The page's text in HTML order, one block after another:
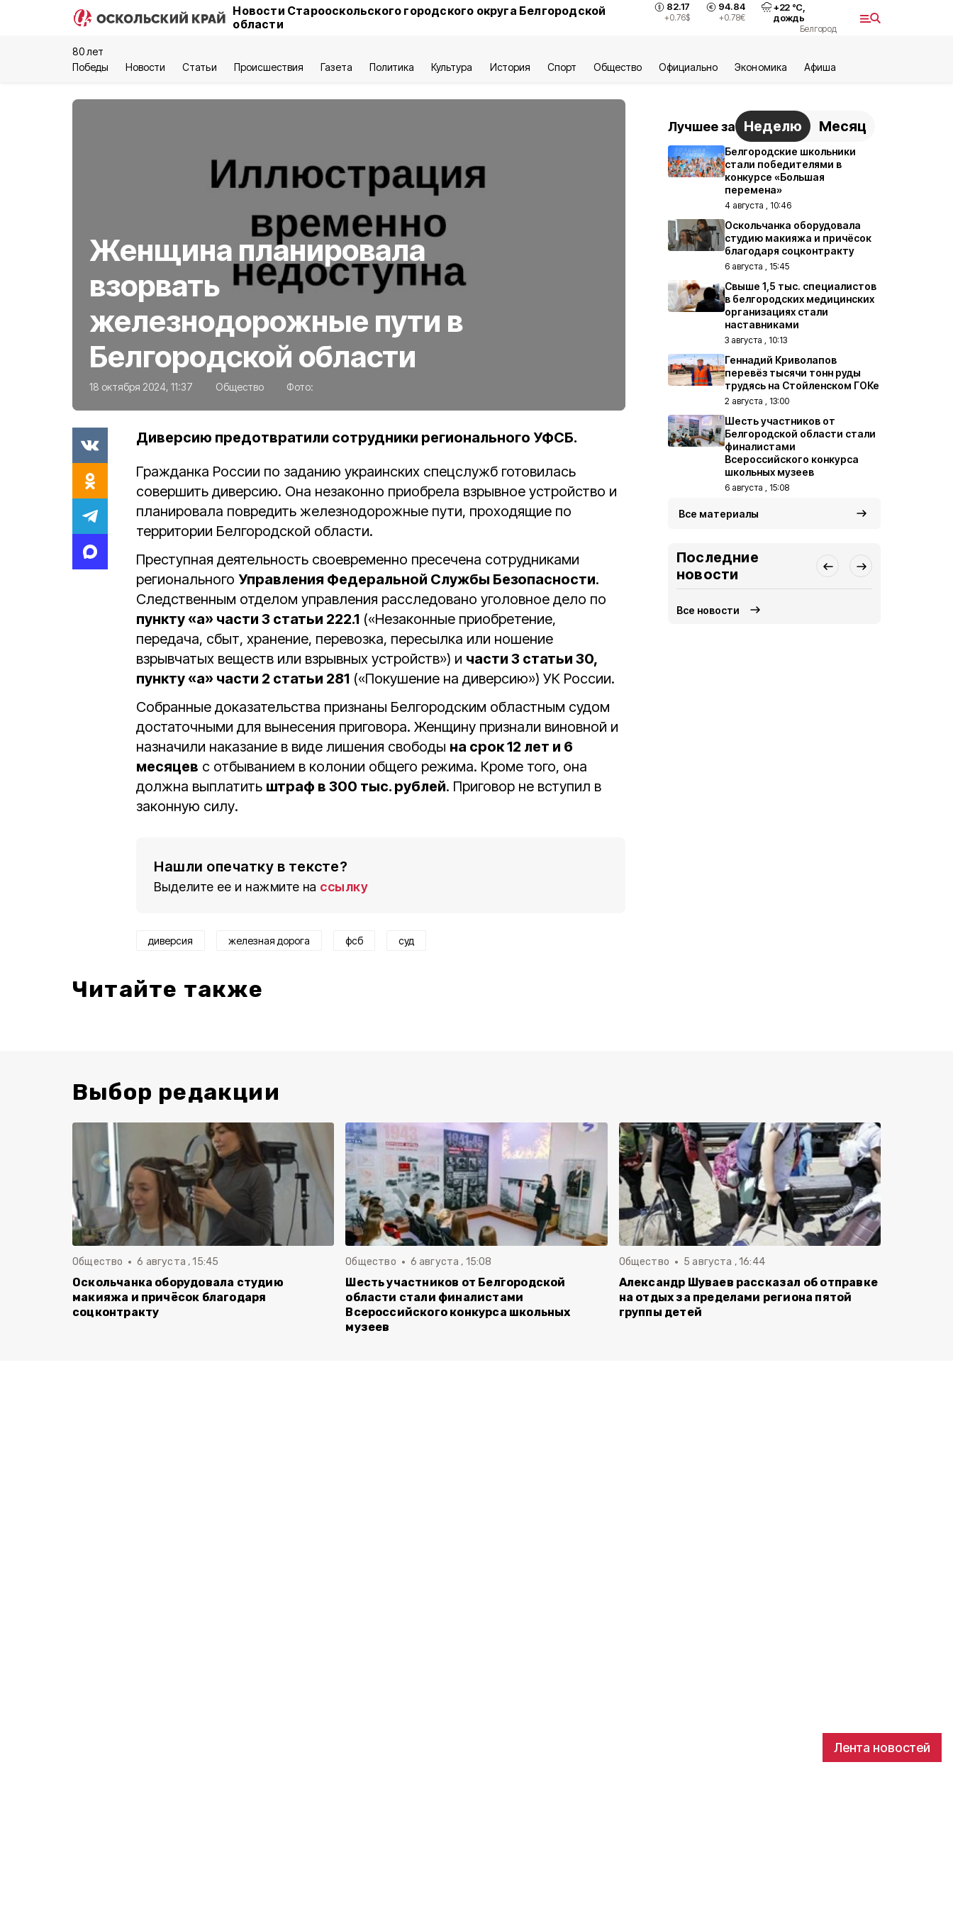
Новости Старооскольского городского округа Белгородской
области
82.17
+0.76$
94.84
+0.78€
+22 °С,
дождь
Белгород
80 лет
Победы
Новости Статьи Происшествия Газета Политика Культура История Спорт Общество Официально Экономика Aфиша
Лента новостей
Женщина планировала
взорвать
железнодорожные пути в
Белгородской области
18 октября 2024, 11:37 Общество Фото:
Диверсию предотвратили сотрудники регионального УФСБ.
Гражданка России по заданию украинских спецслужб готовилась
совершить диверсию. Она незаконно приобрела взрывное устройство и
планировала повредить железнодорожные пути, проходящие по
территории Белгородской области.
Преступная деятельность своевременно пресечена сотрудниками
регионального Управления Федеральной Службы Безопасности.
Следственным отделом управления расследовано уголовное дело по
пункту «а» части 3 статьи 222.1 («Незаконные приобретение,
передача, сбыт, хранение, перевозка, пересылка или ношение
взрывчатых веществ или взрывных устройств») и части 3 статьи 30,
пункту «а» части 2 статьи 281 («Покушение на диверсию») УК России.
Собранные доказательства признаны Белгородским областным судом
достаточными для вынесения приговора. Женщину признали виновной и
назначили наказание в виде лишения свободы на срок 12 лет и 6
месяцев с отбыванием в колонии общего режима. Кроме того, она
должна выплатить штраф в 300 тыс. рублей. Приговор не вступил в
законную силу.
Нашли опечатку в тексте?
Выделите ее и нажмите на ссылку
диверсия железная дорога фсб суд
Читайте также
Лучшее за Неделю Месяц
Белгородские школьники
стали победителями в
конкурсе «Большая
перемена»
4 августа , 10:46
Оскольчанка оборудовала
студию макияжа и причёсок
благодаря соцконтракту
6 августа , 15:45
Свыше 1,5 тыс. специалистов
в белгородских медицинских
организациях стали
наставниками
3 августа , 10:13
Геннадий Криволапов
перевёз тысячи тонн руды
трудясь на Стойленском ГОКе
2 августа , 13:00
Шесть участников от
Белгородской области стали
финалистами
Всероссийского конкурса
школьных музеев
6 августа , 15:08
Все материалы
Последние
новости
Все новости
Выбор редакции
Общество 6 августа , 15:45
Оскольчанка оборудовала студию
макияжа и причёсок благодаря
соцконтракту
Общество 6 августа , 15:08
Шесть участников от Белгородской
области стали финалистами
Всероссийского конкурса школьных
музеев
Общество 5 августа , 16:44
Александр Шуваев рассказал об отправке
на отдых за пределами региона пятой
группы детей